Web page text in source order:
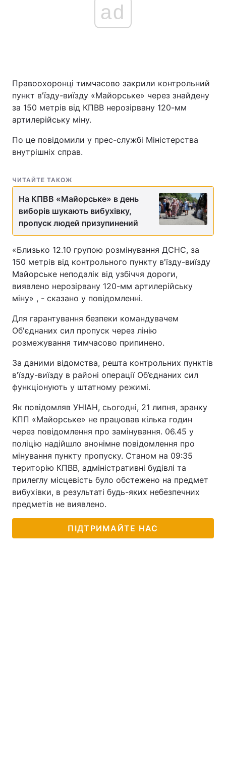
ad
Правоохоронці тимчасово закрили контрольний
пункт в'їзду-виїзду «Майорське» через знайдену
за 150 метрів від КПВВ нерозірвану 120-мм
артилерійську міну.
По це повідомили у прес-службі Міністерства
внутрішніх справ.
ЧИТАЙТЕ ТАКОЖ
На КПВВ «Майорське» в день
виборів шукають вибухівку,
пропуск людей призупинений
«Близько 12.10 групою розмінування ДСНС, за
150 метрів від контрольного пункту в'їзду-виїзду
Майорське неподалік від узбіччя дороги,
виявлено нерозірвану 120-мм артилерійську
міну» , - сказано у повідомленні.
Для гарантування безпеки командувачем
Об'єднаних сил пропуск через лінію
розмежування тимчасово припинено.
За даними відомства, решта контрольних пунктів
в'їзду-виїзду в районі операції Об’єднаних сил
функціонують у штатному режимі.
Як повідомляв УНІАН, сьогодні, 21 липня, зранку
КПП «Майорське» не працював кілька годин
через повідомлення про замінування. 06.45 у
поліцію надійшло анонімне повідомлення про
мінування пункту пропуску. Станом на 09:35
територію КПВВ, адміністративні будівлі та
прилеглу місцевість було обстежено на предмет
вибухівки, в результаті будь-яких небезпечних
предметів не виявлено.
ПІДТРИМАЙТЕ НАС